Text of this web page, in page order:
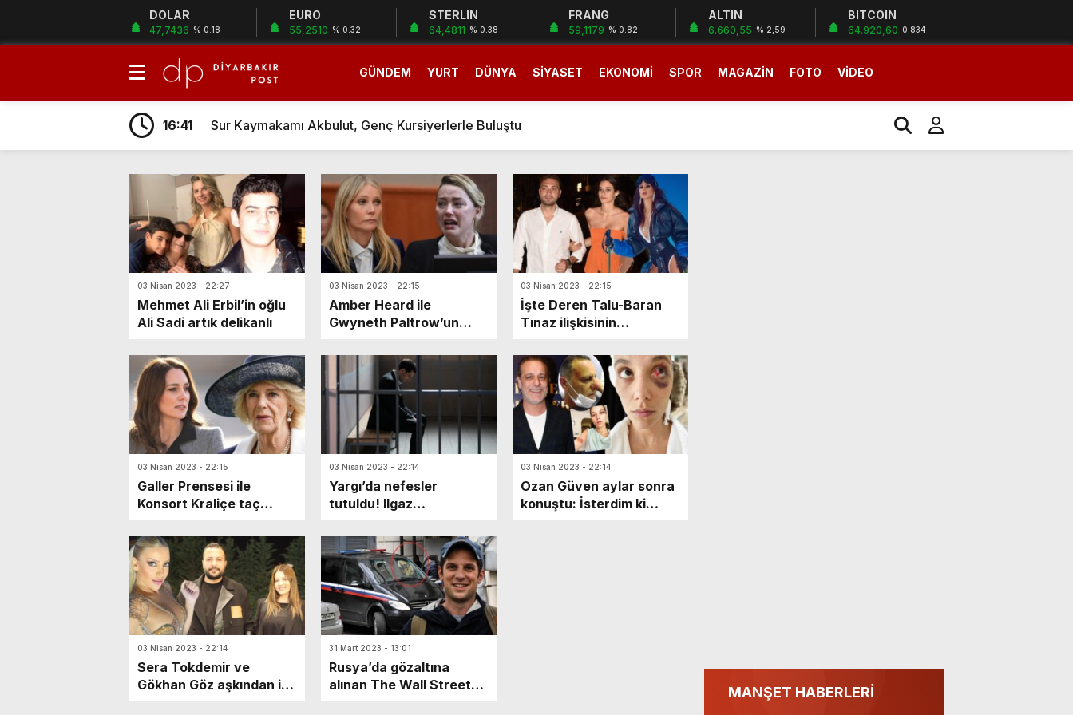
DOLAR
47,7436 % 0.18
EURO
55,2510 % 0.32
STERLIN
64,4811 % 0.38
FRANG
59,1179 % 0.82
ALTIN
6.660,55 % 2,59
BITCOIN
64.920,60 0.834
GÜNDEM YURT DÜNYA SİYASET EKONOMİ SPOR MAGAZİN FOTO VİDEO
13:13
Diyarbakır’da Mevzuata Aykırı Davranan İşletmelere 2 Milyon 300 Bin TL Ceza
18:06
Vali Zorluoğlu: “Diyarbakır’ın Sokakları Çetelere Emanet Söylemini Asla Kabul Etmiyoruz”
16:41
Sur Kaymakamı Akbulut, Genç Kursiyerlerle Buluştu
23:26
Düğünde Tekmeli Yumruklu Kavga: 5 Yaralı
14:50
Kayapınar Belediyesi’nden 2 Bin 120 Kursiyere Spor Malzemesi Dağıtımı
14:44
OSB Başkanı Fidan: “Barışın En Büyük Kazananı Ekonomi Olacak”
18:24
BBP Bismil Teşkilatından AK Partili Sümer’e Hayırlı Olsun Ziyareti
17:12
OSB Başkanı Fidan ve DTB Başkanı Yeşil’den Eker’e Ziyaret
14:22
Diyarbakır’ın 588 Dönümlük Yeni Mezarlık Alanı Tamamlanıyor
11:23
Lice’de Arazi Kavgasında 2 Aylık Gelin Öldürüldü; 7 Gözaltı
13:13
Diyarbakır’da Mevzuata Aykırı Davranan İşletmelere 2 Milyon 300 Bin TL Ceza
18:06
Vali Zorluoğlu: “Diyarbakır’ın Sokakları Çetelere Emanet Söylemini Asla Kabul Etmiyoruz”
03 Nisan 2023 - 22:27
Mehmet Ali Erbil’in oğlu
Ali Sadi artık delikanlı
03 Nisan 2023 - 22:15
Amber Heard ile
Gwyneth Paltrow’un
Neden biri kazanırken
diğeri kaybetti?
03 Nisan 2023 - 22:15
İşte Deren Talu-Baran
Tınaz ilişkisinin
03 Nisan 2023 - 22:15
Galler Prensesi ile
Konsort Kraliçe taç
gelenekleri bozacak!
03 Nisan 2023 - 22:14
Yargı’da nefesler
tutuldu! Ilgaz
03 Nisan 2023 - 22:14
Ozan Güven aylar sonra
konuştu: İsterdim ki
03 Nisan 2023 - 22:14
Sera Tokdemir ve
Gökhan Göz aşkından ilk
31 Mart 2023 - 13:01
Rusya’da gözaltına
alınan The Wall Street
MANŞET HABERLERİ